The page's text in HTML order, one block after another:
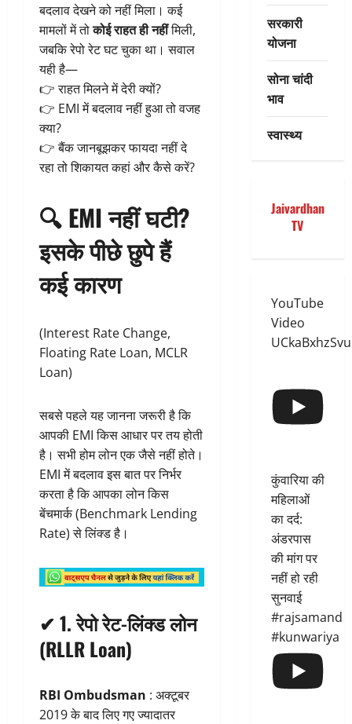
बदलाव देखने को नहीं मिला। कई
मामलों में तोकोई राहत ही नहींमिली,
जबकि रेपो रेट घट चुका था। सवाल
यही है—
👉 राहत मिलने में देरी क्यों?
👉 EMI में बदलाव नहीं हुआ तो वजह
क्या?
👉 बैंक जानबूझकर फायदा नहीं दे
रहा तो शिकायत कहां और कैसे करें?
🔍 EMI नहीं घटी?
इसके पीछे छुपे हैं
कई कारण
(Interest Rate Change,
Floating Rate Loan, MCLR
Loan)
सबसे पहले यह जानना जरूरी है कि
आपकी EMI किस आधार पर तय होती
है। सभी होम लोन एक जैसे नहीं होते।
EMI में बदलाव इस बात पर निर्भर
करता है कि आपका लोन किस
बेंचमार्क (Benchmark Lending
Rate) से लिंक्ड है।
✔ 1.रेपो रेट-लिंक्ड लोन
(RLLR Loan)
RBI Ombudsman : अक्टूबर
2019 के बाद लिए गए ज्यादातर
सरकारी
योजना
सोना चांदी
भाव
स्वास्थ्य
Jaivardhan
TV
YouTube
Video
कुंवारिया की
महिलाओं
का दर्द:
अंडरपास
की मांग पर
नहीं हो रही
सुनवाई
#rajsamand
#kunwariya